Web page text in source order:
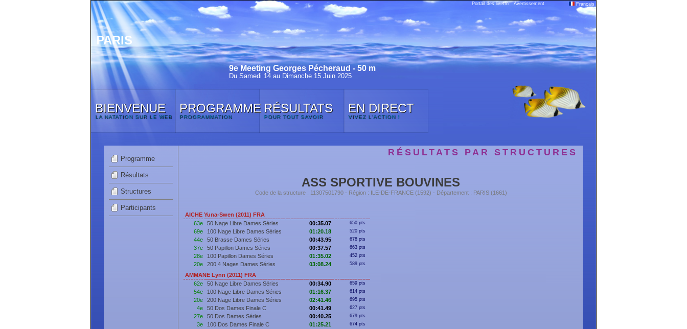
Portail des liveffn Avertissement Français
PARIS
9e Meeting Georges Pécheraud - 50 m
Du Samedi 14 au Dimanche 15 Juin 2025
BIENVENUE
LA NATATION SUR LE WEB
PROGRAMME
PROGRAMMATION
RÉSULTATS
POUR TOUT SAVOIR
EN DIRECT
VIVEZ L'ACTION !
Programme
Résultats
Structures
Participants
RÉSULTATS PAR STRUCTURES
ASS SPORTIVE BOUVINES
Code de la structure : 11307501790 - Région : ILE-DE-FRANCE (1592) - Département : PARIS (1661)
AICHE Yuna-Swen (2011) FRA
63e
50 Nage Libre Dames Séries 00:35.07 650 pts
69e 100 Nage Libre Dames Séries 01:20.18 520 pts
44e 50 Brasse Dames Séries 00:43.95 678 pts
37e 50 Papillon Dames Séries 00:37.57 663 pts
28e 100 Papillon Dames Séries 01:35.02 452 pts
20e 200 4 Nages Dames Séries 03:08.24 589 pts
AMMANE Lynn (2011) FRA
62e
50 Nage Libre Dames Séries 00:34.90 659 pts
54e 100 Nage Libre Dames Séries 01:16.37 614 pts
20e 200 Nage Libre Dames Séries 02:41.46 695 pts
4e 50 Dos Dames Finale C 00:41.49 627 pts
27e 50 Dos Dames Séries 00:40.25 679 pts
3e 100 Dos Dames Finale C 01:25.21 674 pts